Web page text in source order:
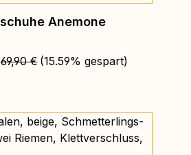
Anemone
Regulärer Preis:
69,90 € (15.59% gespart)